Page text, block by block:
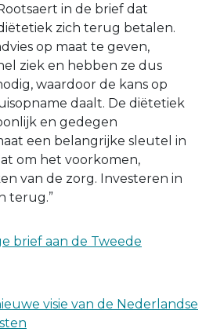
in de brief dat
zich terug betalen.
op maat te geven,
ziek en hebben ze dus
waardoor de kans op
daalt. De diëtetiek
en gedegen
een belangrijke sleutel in
om het voorkomen,
van de zorg. Investeren in
terug.”
brief aan de Tweede
visie van de Nederlandse